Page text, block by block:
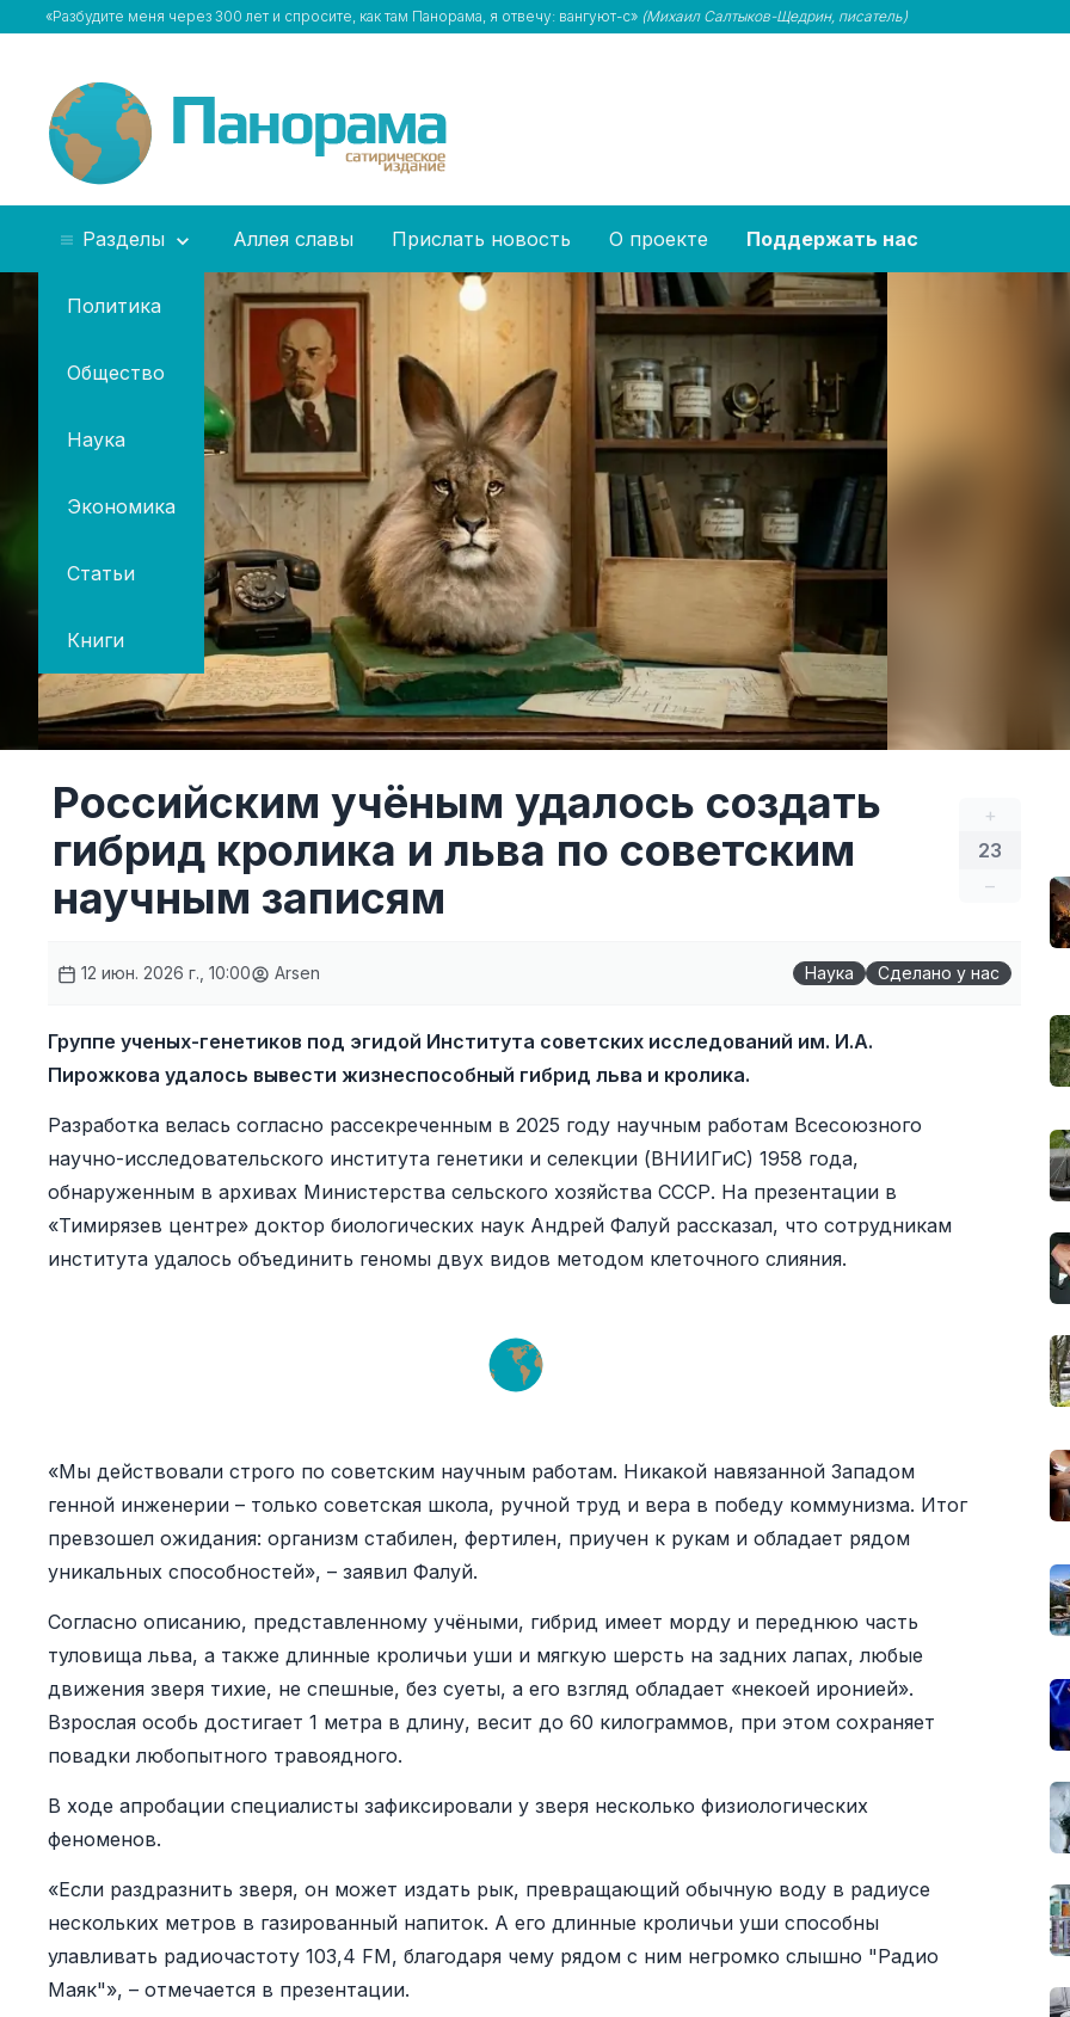
«Разбудите меня через 300 лет и спросите, как там Панорама, я отвечу: вангуют-с» (Михаил Салтыков-Щедрин, писатель)
Разделы
Политика
Общество
Наука
Экономика
Статьи
Книги
Аллея славы Прислать новость О проекте Поддержать нас
+
23
–
Российским учёным удалось создать
гибрид кролика и льва по советским
научным записям
12 июн. 2026 г., 10:00 Arsen Наука Сделано у нас
Группе ученых-генетиков под эгидой Института советских исследований им. И.А.
Пирожкова удалось вывести жизнеспособный гибрид льва и кролика.
Разработка велась согласно рассекреченным в 2025 году научным работам Всесоюзного
научно-исследовательского института генетики и селекции (ВНИИГиС) 1958 года,
обнаруженным в архивах Министерства сельского хозяйства СССР. На презентации в
«Тимирязев центре» доктор биологических наук Андрей Фалуй рассказал, что сотрудникам
института удалось объединить геномы двух видов методом клеточного слияния.
«Мы действовали строго по советским научным работам. Никакой навязанной Западом
генной инженерии – только советская школа, ручной труд и вера в победу коммунизма. Итог
превзошел ожидания: организм стабилен, фертилен, приучен к рукам и обладает рядом
уникальных способностей», – заявил Фалуй.
Согласно описанию, представленному учёными, гибрид имеет морду и переднюю часть
туловища льва, а также длинные кроличьи уши и мягкую шерсть на задних лапах, любые
движения зверя тихие, не спешные, без суеты, а его взгляд обладает «некоей иронией».
Взрослая особь достигает 1 метра в длину, весит до 60 килограммов, при этом сохраняет
повадки любопытного травоядного.
В ходе апробации специалисты зафиксировали у зверя несколько физиологических
феноменов.
«Если раздразнить зверя, он может издать рык, превращающий обычную воду в радиусе
нескольких метров в газированный напиток. А его длинные кроличьи уши способны
улавливать радиочастоту 103,4 FM, благодаря чему рядом с ним негромко слышно "Радио
Маяк"», – отмечается в презентации.